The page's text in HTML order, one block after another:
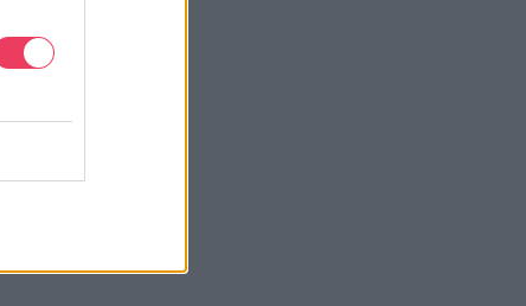
Avec
SMS Partner